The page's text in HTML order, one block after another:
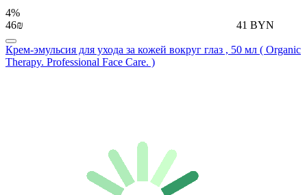
4%
46₪
41 BYN
Крем-эмульсия для ухода за кожей вокруг глаз , 50 мл ( Organic
Therapy. Professional Face Care. )